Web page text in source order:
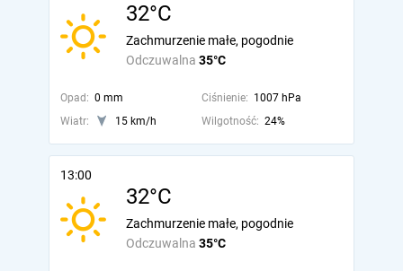
32°C
Odczuwalna 35°C
Zachmurzenie małe, pogodnie
Opad: 0 mm Ciśnienie: 1007 hPa
Wiatr:
15 km/h Wilgotność: 24%
13:00
32°C
Odczuwalna 35°C
Zachmurzenie małe, pogodnie